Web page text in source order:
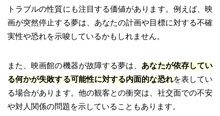
トラブルの性質にも注目する価値があります。例えば、映
画が突然停止する夢は、あなたの計画や目標に対する不確
実性や恐れを示唆しているかもしれません。
また、映画館の機器が故障する夢は、 あなたが依存してい
る何かが失敗する可能性に対する内面的な恐れを表してい
る場合があります。他の観客との衝突は、社交面での不安
や対人関係の問題を示していることもあります。